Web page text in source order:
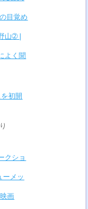
目覚め
山➁ |
よく聞
初開
クショ
ーメッ
画